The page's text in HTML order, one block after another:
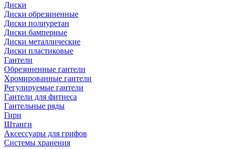
Диски
Диски обрезиненные
Диски полиуретан
Диски бамперные
Диски металлические
Диски пластиковые
Гантели
Обрезиненные гантели
Хромированные гантели
Регулируемые гантели
Гантели для фитнеса
Гантельные ряды
Гири
Штанги
Аксессуары для грифов
Системы хранения